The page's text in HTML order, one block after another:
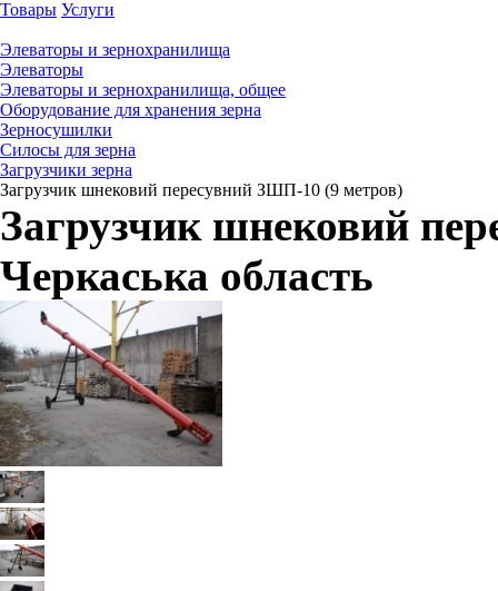
Товары Услуги
Элеваторы и зернохранилища
Элеваторы
Элеваторы и зернохранилища, общее
Оборудование для хранения зерна
Зерносушилки
Силосы для зерна
Загрузчики зерна
Загрузчик шнековий пересувний ЗШП-10 (9 метров)
Загрузчик шнековий
Черкаська область